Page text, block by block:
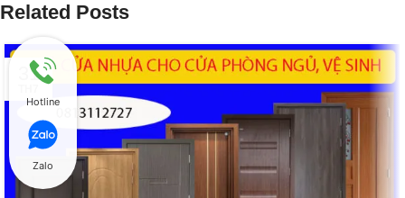
Related Posts
31
Hotline
Zalo